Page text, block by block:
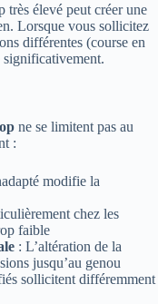
très élevé peut créer une
Lorsque vous sollicitez
différentes (course en
significativement.
ne se limitent pas au
:
modifie la
chez les
faible
: L’altération de la
jusqu’au genou
sollicitent différemment